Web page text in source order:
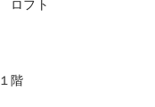
ロフト
１階